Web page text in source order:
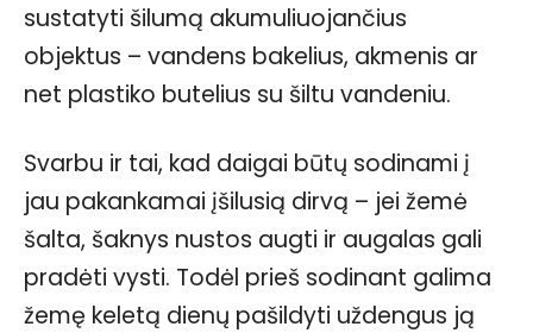
sustatyti šilumą akumuliuojančius
objektus – vandens bakelius, akmenis ar
net plastiko butelius su šiltu vandeniu.
Svarbu ir tai, kad daigai būtų sodinami į
jau pakankamai įšilusią dirvą – jei žemė
šalta, šaknys nustos augti ir augalas gali
pradėti vysti. Todėl prieš sodinant galima
žemę keletą dienų pašildyti uždengus ją